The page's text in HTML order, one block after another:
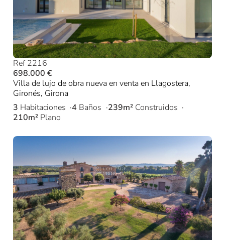
Ref 2216
698.000 €
Villa de lujo de obra nueva en venta en Llagostera,
Gironés, Girona
3 Habitaciones 4 Baños 239m² Construidos
210m² Plano